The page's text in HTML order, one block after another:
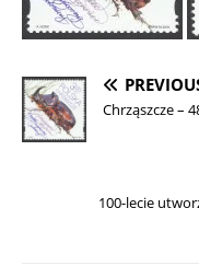
Chrząszcze –
100-lecie